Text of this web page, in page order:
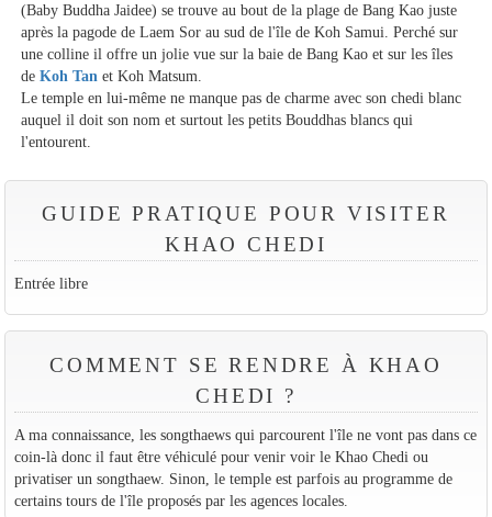
(Baby Buddha Jaidee) se trouve au bout de la plage de Bang Kao juste
après la pagode de Laem Sor au sud de l'île de Koh Samui. Perché sur
une colline il offre un jolie vue sur la baie de Bang Kao et sur les îles
deKoh Tan et Koh Matsum.
Le temple en lui-même ne manque pas de charme avec son chedi blanc
auquel il doit son nom et surtout les petits Bouddhas blancs qui
l'entourent.
GUIDE PRATIQUE POUR VISITER
KHAO CHEDI
Entrée libre
COMMENT SE RENDRE À KHAO
CHEDI ?
A ma connaissance, les songthaews qui parcourent l'île ne vont pas dans ce
coin-là donc il faut être véhiculé pour venir voir le Khao Chedi ou
privatiser un songthaew. Sinon, le temple est parfois au programme de
certains tours de l'île proposés par les agences locales.